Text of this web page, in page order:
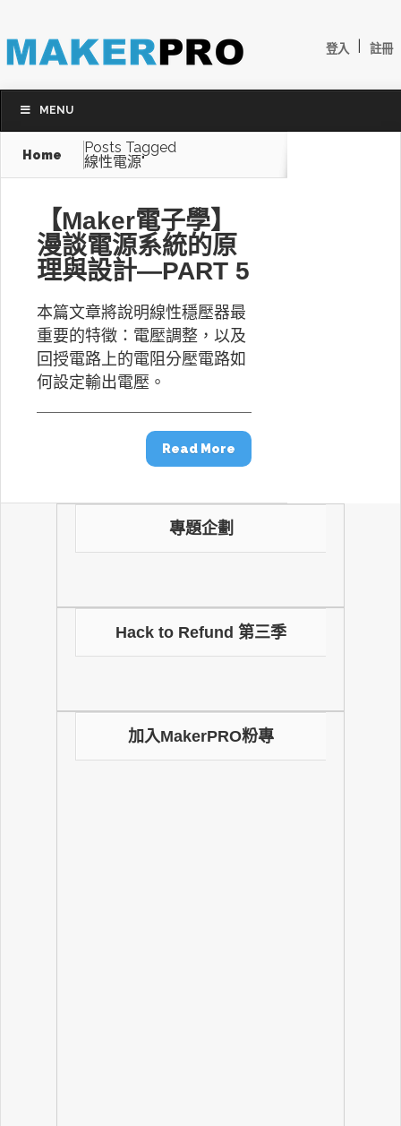
登入 註冊
MENU
Home
Posts Tagged
線性電源"
【Maker電子學】
漫談電源系統的原
理與設計—PART 5
本篇文章將說明線性穩壓器最
重要的特徵：電壓調整，以及
回授電路上的電阻分壓電路如
何設定輸出電壓。
Read More
專題企劃
Hack to Refund 第三季
加入MakerPRO粉專